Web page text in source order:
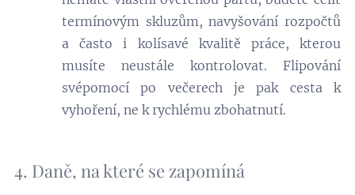
termínovým skluzům, navyšování rozpočtů
a často i kolísavé kvalitě práce, kterou
musíte neustále kontrolovat. Flipování
svépomocí po večerech je pak cesta k
vyhoření, ne k rychlému zbohatnutí.
4. Daně, na které se zapomíná